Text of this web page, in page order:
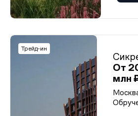
Трейд-ин
От
млн